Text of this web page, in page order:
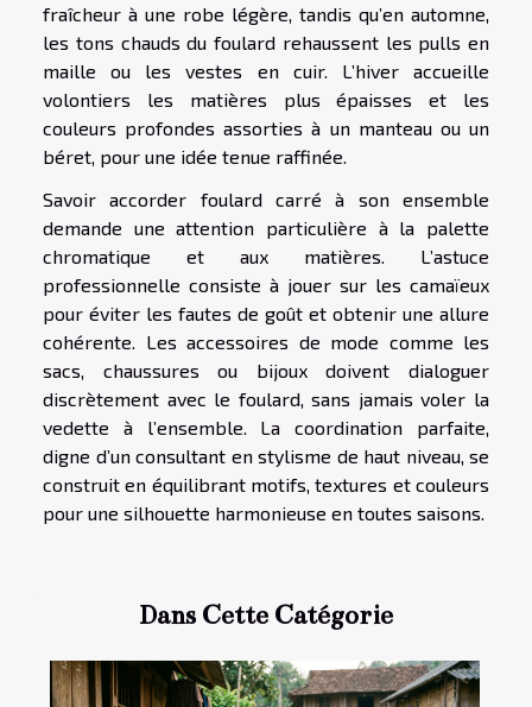
fraîcheur à une robe légère, tandis qu’en automne,
les tons chauds du foulard rehaussent les pulls en
maille ou les vestes en cuir. L’hiver accueille
volontiers les matières plus épaisses et les
couleurs profondes assorties à un manteau ou un
béret, pour une idée tenue raffinée.
Savoir accorder foulard carré à son ensemble
demande une attention particulière à la palette
chromatique et aux matières. L’astuce
professionnelle consiste à jouer sur les camaïeux
pour éviter les fautes de goût et obtenir une allure
cohérente. Les accessoires de mode comme les
sacs, chaussures ou bijoux doivent dialoguer
discrètement avec le foulard, sans jamais voler la
vedette à l’ensemble. La coordination parfaite,
digne d’un consultant en stylisme de haut niveau, se
construit en équilibrant motifs, textures et couleurs
pour une silhouette harmonieuse en toutes saisons.
Dans Cette Catégorie